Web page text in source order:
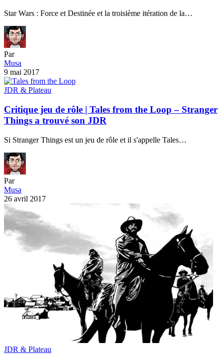
Star Wars : Force et Destinée et la troisième itération de la…
Par
Musa
9 mai 2017
JDR & Plateau
Critique jeu de rôle | Tales from the Loop – Stranger
Things a trouvé son JDR
Si Stranger Things est un jeu de rôle et il s'appelle Tales…
Par
Musa
26 avril 2017
JDR & Plateau